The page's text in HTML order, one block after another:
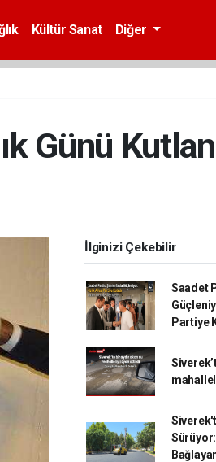
Kültür Sanat Diğer
Günü
İlginizi Çekebilir
Saadet
Partiye